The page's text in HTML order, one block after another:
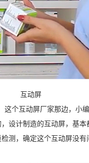
互动屏
个互动屏厂家那边，小
设计制造的互动屏，基
测，确定这个互动屏没